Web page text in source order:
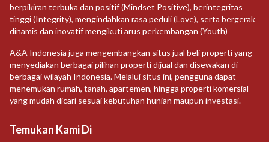
berpikiran terbuka dan positif (Mindset Positive), berintegritas
tinggi (Integrity), mengindahkan rasa peduli (Love), serta bergerak
dinamis dan inovatif mengikuti arus perkembangan (Youth)
A&A Indonesia juga mengembangkan situs jual beli properti yang
menyediakan berbagai pilihan properti dijual dan disewakan di
berbagai wilayah Indonesia. Melalui situs ini, pengguna dapat
menemukan rumah, tanah, apartemen, hingga properti komersial
yang mudah dicari sesuai kebutuhan hunian maupun investasi.
Temukan Kami Di